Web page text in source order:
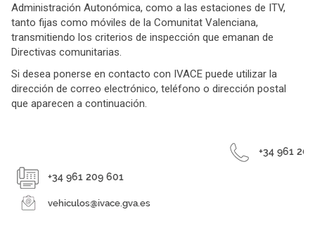
Administración Autonómica, como a las estaciones de ITV,
tanto fijas como móviles de la Comunitat Valenciana,
transmitiendo los criterios de inspección que emanan de
Directivas comunitarias.
Si desea ponerse en contacto con IVACE puede utilizar la
dirección de correo electrónico, teléfono o dirección postal
que aparecen a continuación.